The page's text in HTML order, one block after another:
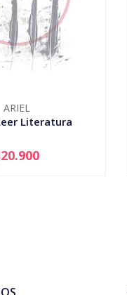
ARIEL
Literatura